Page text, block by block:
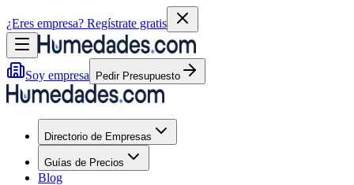
¿Eres empresa? Regístrate gratis
Soy empresa Pedir Presupuesto
Directorio de Empresas
Guías de Precios
Blog